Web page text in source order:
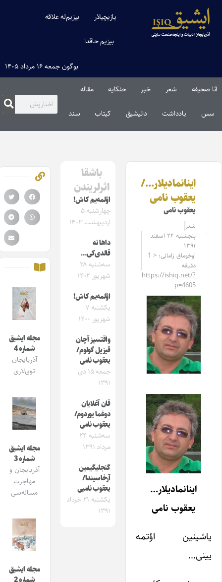
یازیچیلار بیزیم‌له علاقه
بیزیم حاقدا
بوگون جمعه ۱۶ مرداد ۱۴۰۵
آنا صحیفه شعر خبر حئکایه مقاله‌
سس یادداشت دانیشیق کیتاب سند
اینانمادیلار…/
یعقوب نامی
یعقوب نامی
شعر
پنجشنبه ۲۴ اسفند
۱۳۹۱
اوخوماق زامانی: < 1
دقیقه
https://ishiq.net/?
p=4605
اینانمادیلار…
یعقوب نامی
یاشینین اؤتمه
یینی…
باشقا
اثرلریندن
اؤلمه‌یم کاش!
چهارشنبه ۵
اردیبهشت ۱۴۰۳
داها نه‌
قالدی‌کی…
سه‌شنبه ۲۸
شهریور ۱۴۰۲
اؤلمه‌یم کاش!
یکشنبه ۷
شهریور ۱۴۰۰
واقتسیز آچان
قیزیل گولوم/
یعقوب نامی
جمعه ۱۵ دی
۱۳۹۱
قان آغلایان
دوغما یوردوم/
یعقوب نامی
سه‌شنبه ۲۴
مرداد ۱۳۹۱
گنجلیگیمین
آرخاسیندا/
یعقوب نامیی
یکشنبه ۲۱ خرداد
۱۳۹۱
مجله ایشیق
شماره 4
آذربایجان
توی‌لاری
مجله ایشیق
شماره 3
آذربایجان و
مهاجرت
مساله‌سی
مجله ایشیق